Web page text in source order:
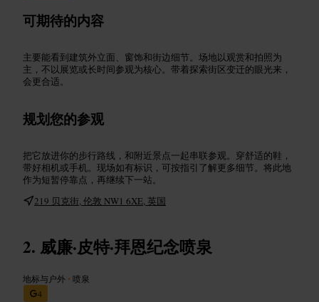
可期待的内容
主要能看到建筑外立面、窗饰和街边细节。场地以观赏和拍照为
主，不以展览或长时间参观为核心。带着探索街区变迁的眼光来，
会更合适。
规划您的参观
把它放进你的步行路线，和附近景点一起串联参观。穿舒适的鞋，
带好相机或手机。现场如有标识，可按指引了解更多细节。将此地
作为短暂停靠点，再继续下一站。
219 贝克街, 伦敦 NW1 6XE, 英国
威廉·皮特·拜恩纪念喷泉
地标与户外 •喷泉
4